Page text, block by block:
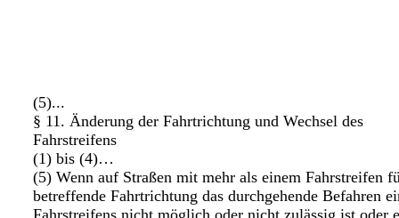
(5)...
§ 11. Änderung der Fahrtrichtung und Wechsel des
Fahrstreifens
(1) bis (4)…
(5) Wenn auf Straßen mit mehr als einem Fahrstreifen
betreffende Fahrtrichtung das durchgehende Befahren
Fahrstreifens nicht möglich oder nicht zulässig ist oder